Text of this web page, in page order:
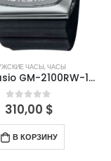
ЧАСЫ,ЧАСЫ
Часы Casio GM-2100RW-1AER
0out of 5
310,00 $
В КОРЗИНУ